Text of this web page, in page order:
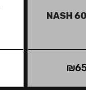
NASH
₪